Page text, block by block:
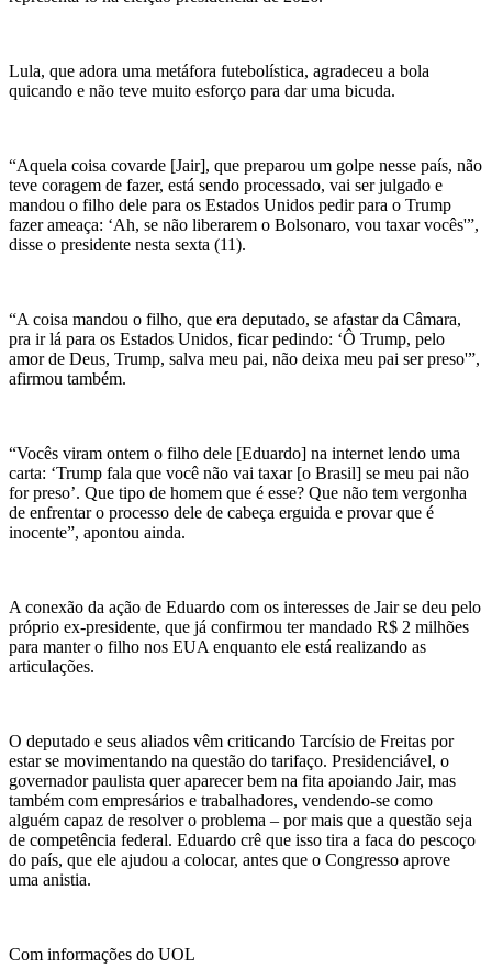
Lula, que adora uma metáfora futebolística, agradeceu a bola
quicando e não teve muito esforço para dar uma bicuda.
“Aquela coisa covarde [Jair], que preparou um golpe nesse país, não
teve coragem de fazer, está sendo processado, vai ser julgado e
mandou o filho dele para os Estados Unidos pedir para o Trump
fazer ameaça: ‘Ah, se não liberarem o Bolsonaro, vou taxar vocês'”,
disse o presidente nesta sexta (11).
“A coisa mandou o filho, que era deputado, se afastar da Câmara,
pra ir lá para os Estados Unidos, ficar pedindo: ‘Ô Trump, pelo
amor de Deus, Trump, salva meu pai, não deixa meu pai ser preso'”,
afirmou também.
“Vocês viram ontem o filho dele [Eduardo] na internet lendo uma
carta: ‘Trump fala que você não vai taxar [o Brasil] se meu pai não
for preso’. Que tipo de homem que é esse? Que não tem vergonha
de enfrentar o processo dele de cabeça erguida e provar que é
inocente”, apontou ainda.
A conexão da ação de Eduardo com os interesses de Jair se deu pelo
próprio ex-presidente, que já confirmou ter mandado R$ 2 milhões
para manter o filho nos EUA enquanto ele está realizando as
articulações.
O deputado e seus aliados vêm criticando Tarcísio de Freitas por
estar se movimentando na questão do tarifaço. Presidenciável, o
governador paulista quer aparecer bem na fita apoiando Jair, mas
também com empresários e trabalhadores, vendendo-se como
alguém capaz de resolver o problema – por mais que a questão seja
de competência federal. Eduardo crê que isso tira a faca do pescoço
do país, que ele ajudou a colocar, antes que o Congresso aprove
uma anistia.
Com informações do UOL